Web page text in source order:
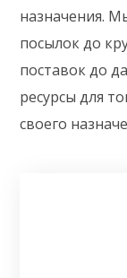
назначения.
посылок до
поставок до
ресурсы для
своего